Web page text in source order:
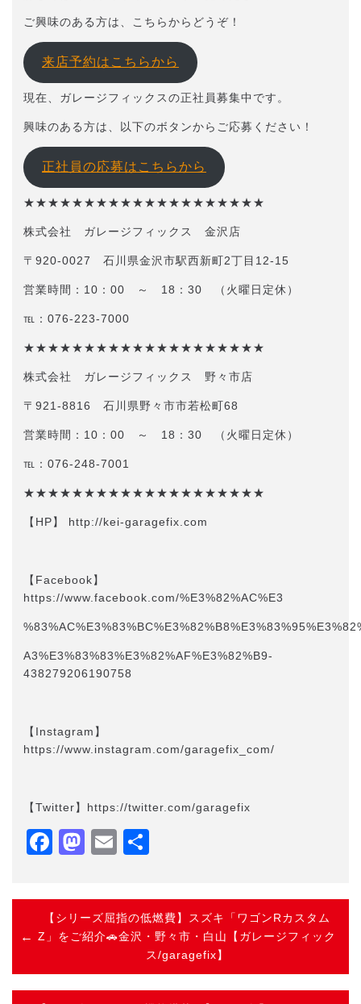
ご興味のある方は、こちらからどうぞ！
来店予約はこちらから
現在、ガレージフィックスの正社員募集中です。
興味のある方は、以下のボタンからご応募ください！
正社員の応募はこちらから
★★★★★★★★★★★★★★★★★★★★
株式会社 ガレージフィックス 金沢店
〒920-0027 石川県金沢市駅西新町2丁目12-15
営業時間：10：00 ～ 18：30 （火曜日定休）
℡：076-223-7000
★★★★★★★★★★★★★★★★★★★★
株式会社 ガレージフィックス 野々市店
〒921-8816 石川県野々市市若松町68
営業時間：10：00 ～ 18：30 （火曜日定休）
℡：076-248-7001
★★★★★★★★★★★★★★★★★★★★
【HP】 http://kei-garagefix.com​​
【Facebook】
https://www.facebook.com/%E3%82%AC%E3
A3%E3%83%83%E3%82%AF%E3%82%B9-
438279206190758
【Instagram】
https://www.instagram.com/garagefix_com/
【Twitter】https://twitter.com/garagefix
Facebook
Mastodon
Email
【シリーズ屈指の低燃費】スズキ「ワゴンRカスタム
Z」をご紹介🚗金沢・野々市・白山【ガレージフィック
ス/garagefix】